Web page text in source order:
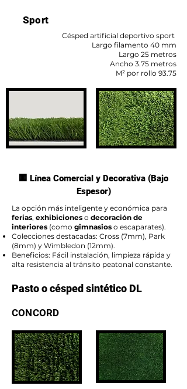
Sport
Césped artificial deportivo sport
Largo filamento 40 mm
Largo 25 metros
Ancho 3.75 metros
M² por rollo 93.75
🏢 Línea Comercial y Decorativa (Bajo
Espesor)
La opción más inteligente y económica para
ferias, exhibiciones o decoración de
interiores (como gimnasios o escaparates).
Colecciones destacadas: Cross (7mm), Park
(8mm) y Wimbledon (12mm).
Beneficios: Fácil instalación, limpieza rápida y
alta resistencia al tránsito peatonal constante.
Pasto o césped sintético DL
CONCORD